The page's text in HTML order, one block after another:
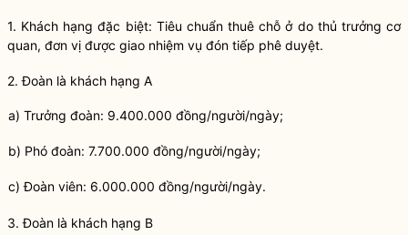
1. Khách hạng đặc biệt: Tiêu chuẩn thuê chỗ ở do thủ trưởng cơ
quan, đơn vị được giao nhiệm vụ đón tiếp phê duyệt.
2. Đoàn là khách hạng A
a) Trưởng đoàn: 9.400.000 đồng/người/ngày;
b) Phó đoàn: 7.700.000 đồng/người/ngày;
c) Đoàn viên: 6.000.000 đồng/người/ngày.
3. Đoàn là khách hạng B